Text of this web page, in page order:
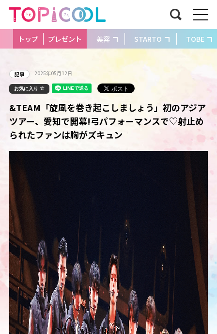
トップ プレゼント 美容 STARTO TOBE
記事 2025年05月12日
お気に入り
&TEAM「旋風を巻き起こしましょう」初のアジア
ツアー、愛知で開幕!弓パフォーマンスで♡射止め
られたファンは胸がズキュン